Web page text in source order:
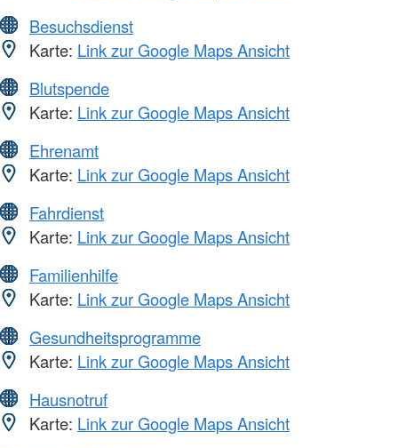
Besuchsdienst
Karte: Link zur Google Maps Ansicht
Blutspende
Karte: Link zur Google Maps Ansicht
Ehrenamt
Karte: Link zur Google Maps Ansicht
Fahrdienst
Karte: Link zur Google Maps Ansicht
Familienhilfe
Karte: Link zur Google Maps Ansicht
Gesundheitsprogramme
Karte: Link zur Google Maps Ansicht
Hausnotruf
Karte: Link zur Google Maps Ansicht